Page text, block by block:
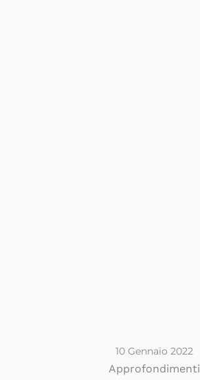
10 Gennaio 2022
Approfondimenti